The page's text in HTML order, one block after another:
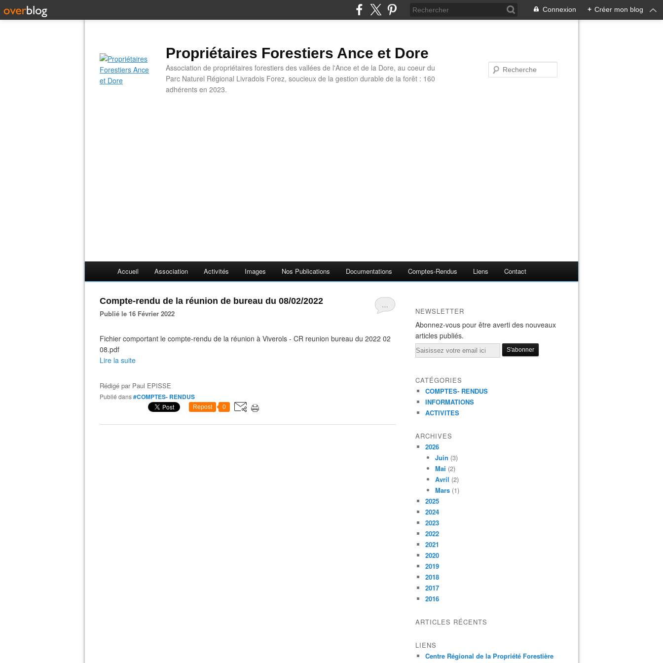
Connexion + Créer mon blog
Propriétaires Forestiers Ance et Dore
Association de propriétaires forestiers des vallées de l'Ance et de la Dore, au coeur du
Parc Naturel Régional Livradois Forez, soucieux de la gestion durable de la forêt : 160
adhérents en 2023.
Accueil Association Activités Images Nos Publications Documentations Comptes-Rendus Liens Contact
…
Compte-rendu de la réunion de bureau du 08/02/2022
Publié le 16 Février 2022
Fichier comportant le compte-rendu de la réunion à Viverols - CR reunion bureau du 2022 02
08.pdf
Lire la suite
Rédigé par Paul EPISSE
Publié dans#COMPTES- RENDUS
Repost 0
NEWSLETTER
Abonnez-vous pour être averti des nouveaux
articles publiés.
Email
CATÉGORIES
COMPTES- RENDUS
INFORMATIONS
ACTIVITES
ARCHIVES
2026
Juin (3)
Mai (2)
Avril (2)
Mars (1)
2025
2024
2023
2022
2021
2020
2019
2018
2017
2016
ARTICLES RÉCENTS
LIENS
Centre Régional de la Propriété Forestière